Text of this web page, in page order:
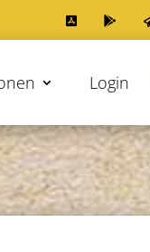


Login